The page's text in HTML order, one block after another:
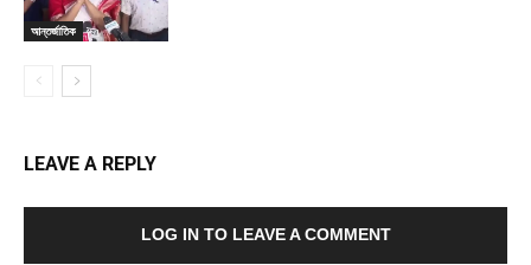
আন্তর্জাতিক
LEAVE A REPLY
LOG IN TO LEAVE A COMMENT